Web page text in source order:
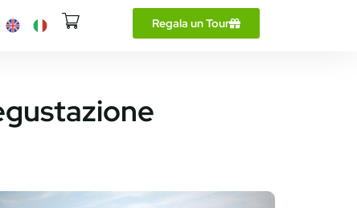
Regala un Tour